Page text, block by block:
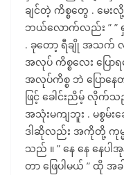
ချင်တဲ့ ကိစ္စတွေ . မေ
ဘယ်လောက်လည်း ” ”
. ခုတော့ ရီချို အသက် လ
အလုပ် ကိစ္စလေး ပြေ
အလုပ်ကိစ္စ ဘဲ ပြောနေ
ဖြင့် ခေါင်းညိမ့် လို
အသုံးမကျဘူး . မစွမ်
ဒါဆိုလည်း အကိုတို့ ကုမ္မ
သည် ။ ” နေ နေ နေ
တာ ဖြေပါမယ် ” ထို